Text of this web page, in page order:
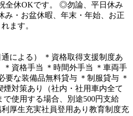
休OKです。 ◎勿論、平日休み
み・お盆休暇、年末・年始、お正
ます。
による） ＊資格取得支援制度あ
＊資格手当 ＊時間外手当 ＊車両手
要な装備品無料貸与 ＊制服貸与 ＊
煙対策あり（社内・社用車内全て
使用する場合、別途500円支給
利厚生充実社員登用あり 教育制度充